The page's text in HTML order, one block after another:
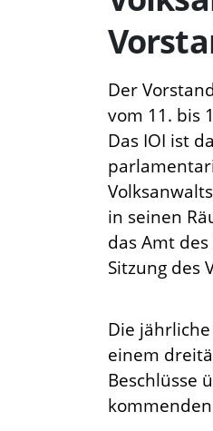
Der
vom 11. bis
Das IOI ist
in seinen
das Amt
Sitzung des
Die
einem
Beschlüsse